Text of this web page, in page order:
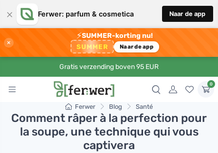
× Ferwer: parfum & cosmetica Naar de app
×
⚡SUMMER-korting nu!
SUMMER Naar de app
Gratis verzending boven 95 EUR
0
Ferwer Blog Santé
Comment râper à la perfection pour
la soupe, une technique qui vous
captivera